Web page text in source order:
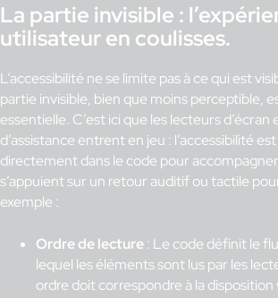
La partie invisible :
utilisateur en coulisses.
L’accessibilité ne se limite pas à ce qui est
partie invisible, bien que moins perceptible,
essentielle. C’est ici que les lecteurs
d’assistance entrent en jeu : l’accessibilité
directement dans le code pour
s’appuient sur un retour auditif ou tactile
exemple :
Ordre de lecture: Le code définit le
lequel les éléments sont lus par les
ordre doit correspondre à la